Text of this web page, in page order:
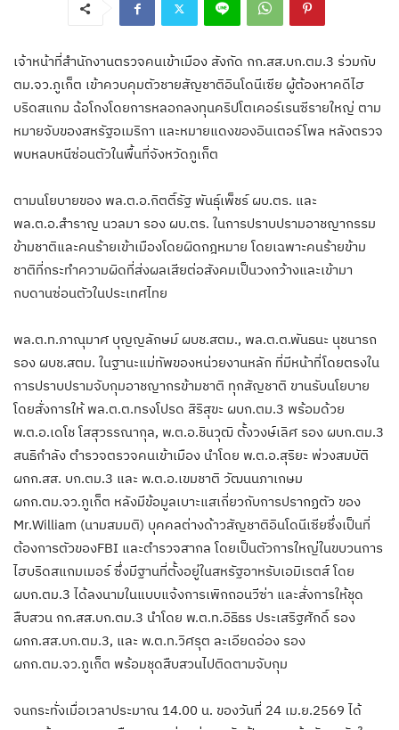
เจ้าหน้าที่สำนักงานตรวจคนเข้าเมือง สังกัด กก.สส.บก.ตม.3 ร่วมกับ
ตม.จว.ภูเก็ต เข้าควบคุมตัวชายสัญชาติอินโดนีเซีย ผู้ต้องหาคดีไฮ
บริดสแกม ฉ้อโกงโดยการหลอกลงทุนคริปโตเคอร์เรนซีรายใหญ่ ตาม
หมายจับของสหรัฐอเมริกา และหมายแดงของอินเตอร์โพล หลังตรวจ
พบหลบหนีซ่อนตัวในพื้นที่จังหวัดภูเก็ต
ตามนโยบายของ พล.ต.อ.กิตติ์รัฐ พันธุ์เพ็ชร์ ผบ.ตร. และ
พล.ต.อ.สำราญ นวลมา รอง ผบ.ตร. ในการปราบปรามอาชญากรรม
ข้ามชาติและคนร้ายเข้าเมืองโดยผิดกฎหมาย โดยเฉพาะคนร้ายข้าม
ชาติที่กระทำความผิดที่ส่งผลเสียต่อสังคมเป็นวงกว้างและเข้ามา
กบดานซ่อนตัวในประเทศไทย
พล.ต.ท.ภาณุมาศ บุญญลักษม์ ผบช.สตม., พล.ต.ต.พันธนะ นุชนารถ
รอง ผบช.สตม. ในฐานะแม่ทัพของหน่วยงานหลัก ที่มีหน้าที่โดยตรงใน
การปราบปรามจับกุมอาชญากรข้ามชาติ ทุกสัญชาติ ขานรับนโยบาย
โดยสั่งการให้ พล.ต.ต.ทรงโปรด สิริสุขะ ผบก.ตม.3 พร้อมด้วย
พ.ต.อ.เดโช โสสุวรรณากุล, พ.ต.อ.ชินวุฒิ ตั้งวงษ์เลิศ รอง ผบก.ตม.3
สนธิกำลัง ตำรวจตรวจคนเข้าเมือง นำโดย พ.ต.อ.สุริยะ พ่วงสมบัติ
ผกก.สส. บก.ตม.3 และ พ.ต.อ.เขมชาติ วัฒนนภาเกษม
ผกก.ตม.จว.ภูเก็ต หลังมีข้อมูลเบาะแสเกี่ยวกับการปรากฏตัว ของ
Mr.William (นามสมมติ) บุคคลต่างด้าวสัญชาติอินโดนีเซียซึ่งเป็นที่
ต้องการตัวของFBI และตำรวจสากล โดยเป็นตัวการใหญ่ในขบวนการ
ไฮบริดสแกมเมอร์ ซึ่งมีฐานที่ตั้งอยู่ในสหรัฐอาหรับเอมิเรตส์ โดย
ผบก.ตม.3 ได้ลงนามในแบบแจ้งการเพิกถอนวีซ่า และสั่งการให้ชุด
สืบสวน กก.สส.บก.ตม.3 นำโดย พ.ต.ท.อิธิธร ประเสริฐศักดิ์ รอง
ผกก.สส.บก.ตม.3, และ พ.ต.ท.วิศรุต ละเอียดอ่อง รอง
ผกก.ตม.จว.ภูเก็ต พร้อมชุดสืบสวนไปติดตามจับกุม
จนกระทั่งเมื่อเวลาประมาณ 14.00 น. ของวันที่ 24 เม.ย.2569 ได้